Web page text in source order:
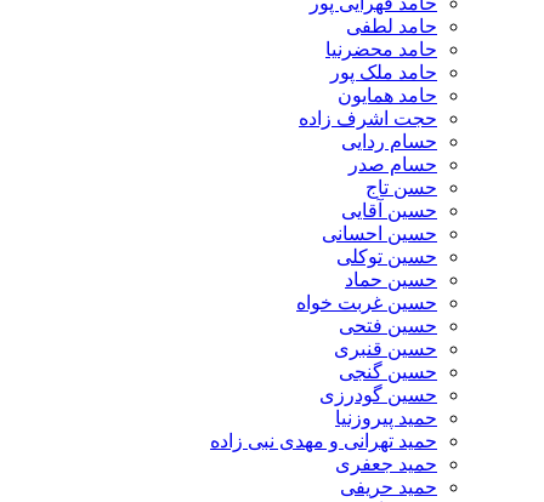
حامد لطفی
حامد محضرنیا
حامد ملک پور
حامد همایون
حجت اشرف زاده
حسام ردایی
حسام صدر
حسن تاج
حسین آقایی
حسین احسانی
حسین توکلی
حسین حماد
حسین غربت خواه
حسین فتحی
حسین قنبری
حسین گنجی
حسین گودرزی
حمید پیروزنیا
حمید تهرانی و مهدی نبی زاده
حمید جعفری
حمید حریفی